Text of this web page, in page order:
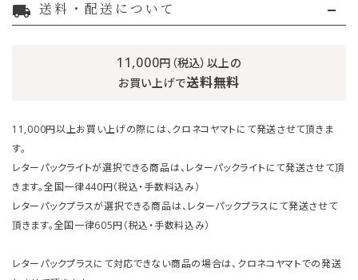
local_shipping 送料・配送について
11,000円（税込）以上の
お買い上げで送料無料
11,000円以上お買い上げの際には、クロネコヤマトにて発送させて頂きま
す。
レターパックライトが選択できる商品は、レターパックライトにて発送させて頂
きます。全国一律440円（税込・手数料込み）
レターパックプラスが選択できる商品は、レターパックプラスにて発送させて
頂きます。全国一律605円（税込・手数料込み）
レターパックプラスにて対応できない商品の場合は、クロネコヤマトでの発送